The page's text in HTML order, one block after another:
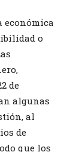
o
de
algunas
al
de
que los